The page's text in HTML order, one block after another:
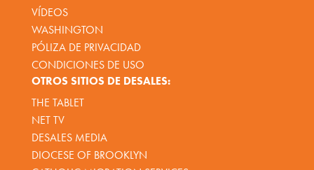
VÍDEOS
WASHINGTON
PÓLIZA DE PRIVACIDAD
CONDICIONES DE USO
OTROS SITIOS DE DESALES:
THE TABLET
NET TV
DESALES MEDIA
DIOCESE OF BROOKLYN